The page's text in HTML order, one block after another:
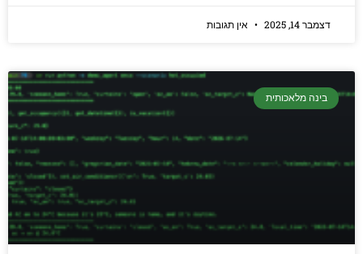
אין תגובות
מלאכותית